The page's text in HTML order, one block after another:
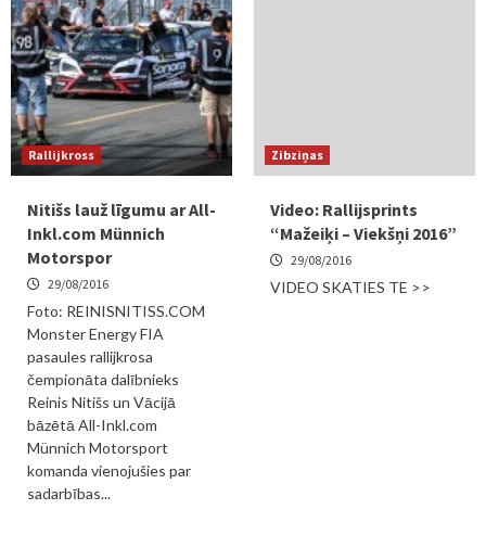
Rallijkross
Nitišs lauž līgumu ar All-
Inkl.com Münnich
Motorspor
29/08/2016
Foto: REINISNITISS.COM
Monster Energy FIA
pasaules rallijkrosa
čempionāta dalībnieks
Reinis Nitišs un Vācijā
bāzētā All-Inkl.com
Münnich Motorsport
komanda vienojušies par
sadarbības...
Zibziņas
Video: Rallijsprints
“Mažeiķi – Viekšņi 2016”
29/08/2016
VIDEO SKATIES TE >>